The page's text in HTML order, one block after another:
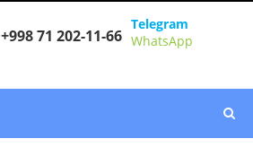
+998 71 202-11-66
Telegram
WhatsApp